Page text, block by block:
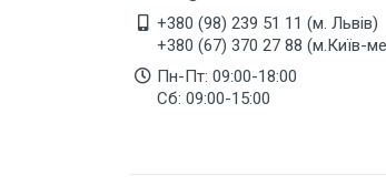
Щитки, бокси металеві
Дверки ревізійні (металеві та
пластмасові)
LED Лампи (світлодіодні)
+380 (98) 239 51 11 (м. Львів)
+380 (67) 370 27 88 (м.Київ-
Пн-Пт: 09:00-18:00
Сб: 09:00-15:00